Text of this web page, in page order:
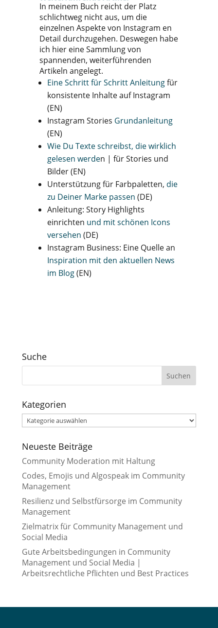
In meinem Buch reicht der Platz
schlichtweg nicht aus, um die
einzelnen Aspekte von Instagram en
Detail durchzugehen. Deswegen habe
ich hier eine Sammlung von
spannenden, weiterführenden
Artikeln angelegt.
Eine Schritt für Schritt Anleitungfür
konsistente Inhalte auf Instagram
(EN)
Instagram Stories Grundanleitung
(EN)
Wie Du Texte schreibst, die wirklich
gelesen werden | für Stories und
Bilder (EN)
Unterstützung für Farbpaletten, die
zu Deiner Marke passen (DE)
Anleitung: Story Highlights
einrichten und mit schönen Icons
versehen (DE)
Instagram Business: Eine Quelle an
Inspiration mit den aktuellen News
im Blog(EN)
Suche
Kategorien
Kategorien
Neueste Beiträge
Community Moderation mit Haltung
Codes, Emojis und Algospeak im Community
Management
Resilienz und Selbstfürsorge im Community
Management
Zielmatrix für Community Management und
Social Media
Gute Arbeitsbedingungen in Community
Management und Social Media |
Arbeitsrechtliche Pflichten und Best Practices